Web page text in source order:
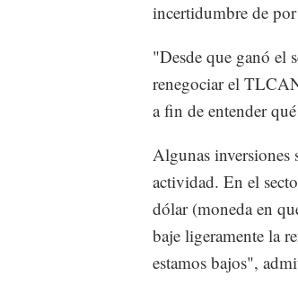
incertidumbre de
"Desde que ganó el
renegociar el
a fin de entender
Algunas inversiones
actividad. En el
dólar (moneda en
baje ligeramente la
estamos bajos",